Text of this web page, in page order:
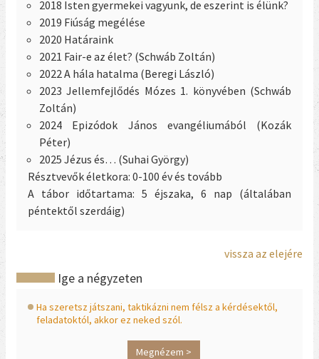
2018 Isten gyermekei vagyunk, de eszerint is élünk?
2019 Fiúság megélése
2020 Határaink
2021 Fair-e az élet? (Schwáb Zoltán)
2022 A hála hatalma (Beregi László)
2023 Jellemfejlődés Mózes 1. könyvében (Schwáb
Zoltán)
2024 Epizódok János evangéliumából (Kozák
Péter)
2025 Jézus és… (Suhai György)
Résztvevők életkora: 0-100 év és tovább
A tábor időtartama: 5 éjszaka, 6 nap (általában
péntektől szerdáig)
vissza az elejére
Ige a négyzeten
Ha szeretsz játszani, taktikázni nem félsz a kérdésektől,
feladatoktól, akkor ez neked szól.
Megnézem >